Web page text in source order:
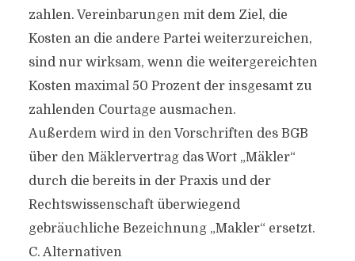
zahlen. Vereinbarungen mit dem Ziel, die
Kosten an die andere Partei weiterzureichen,
sind nur wirksam, wenn die weitergereichten
Kosten maximal 50 Prozent der insgesamt zu
zahlenden Courtage ausmachen.
Außerdem wird in den Vorschriften des BGB
über den Mäklervertrag das Wort „Mäkler“
durch die bereits in der Praxis und der
Rechtswissenschaft überwiegend
gebräuchliche Bezeichnung „Makler“ ersetzt.
C. Alternativen